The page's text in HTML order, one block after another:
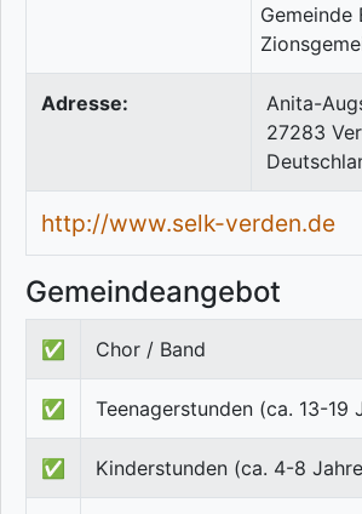
Adresse:
Anita-
27283
http://www.selk-verden.de
Gemeindeangebot
✅ Chor / Band
✅ Teenagerstunden (ca. 13-19
✅ Kinderstunden (ca. 4-8